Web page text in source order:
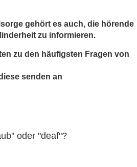
gehört es auch, die hörende
zu informieren.
zu den häufigsten Fragen von
senden an
oder "deaf"?